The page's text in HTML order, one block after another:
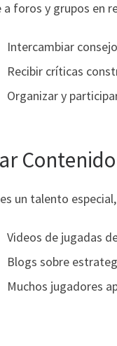
a foros y grupos en
Intercambiar
Recibir críticas
Organizar y
Contenido
un talento
Videos de jugadas
Blogs sobre
Muchos jugadores